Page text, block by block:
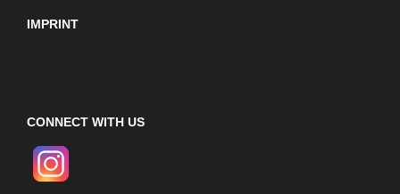
IMPRINT
CONNECT WITH US